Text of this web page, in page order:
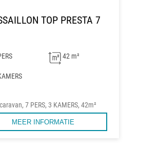
TOP PRESTA 7
42 m²
7 PERS, 3 KAMERS, 42m²
MEER INFORMATIE